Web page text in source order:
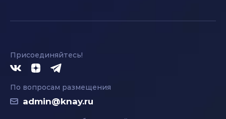
Присоединяйтесь!
По вопросам размещения
admin@knay.ru